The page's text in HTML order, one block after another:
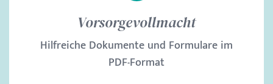
Vorsorgevollmacht
Hilfreiche Dokumente und Formulare im
PDF-Format